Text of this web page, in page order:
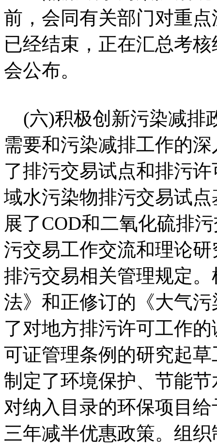
前，会同有关部门对重
已经结束，正在汇总考
会公布。
(六)积极创新污染减排
需要和污染减排工作的
了排污交易试点和排污
域水污染物排污交易试
展了COD和二氧化硫排
污交易工作交流和理论
排污交易相关管理规定
法》和正修订的《大气
了对地方排污许可工作
可证管理条例的研究起
制定了环境保护、节能
对纳入目录的环保项目
三年减半优惠政策。组